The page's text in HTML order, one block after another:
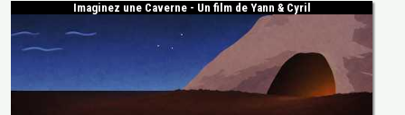
Imaginez une Caverne - Un film de Yann & Cyril